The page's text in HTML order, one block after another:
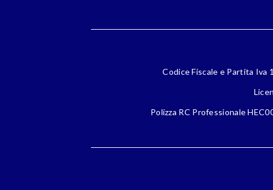
Codice Fiscale e Partita Iva
Polizza RC Professionale